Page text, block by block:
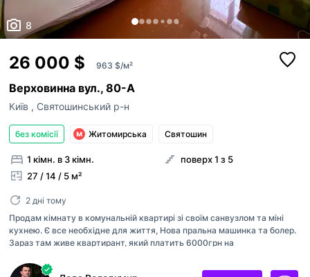
8
26 000 $ 963 $/м²
Верховинна вул., 80-А
Київ , Святошинський р-н
без комісії Житомирська Святошин
1 кімн. в 3 кімн.
27 / 14 / 5 м²
поверх 1 з 5
2 дні тому
Продам кімнату в комунальній квартирі зі своїм санвузлом та міні
кухнею. Є все необхідне для життя, Нова пральна машинка та болер.
Зараз там живе квартирант, який платить 6000грн на
розв'язка. До метро Житомирська або Академмістечко піша